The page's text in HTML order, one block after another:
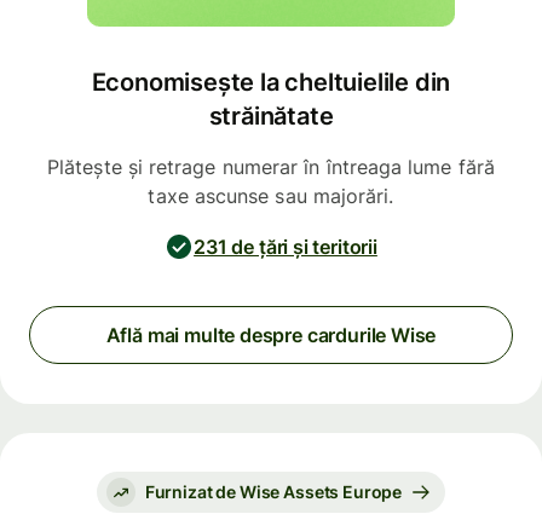
Economisește la cheltuielile din
străinătate
Plătește și retrage numerar în întreaga lume fără
taxe ascunse sau majorări.
231 de țări și teritorii
Află mai multe despre cardurile Wise
Furnizat de Wise Assets Europe